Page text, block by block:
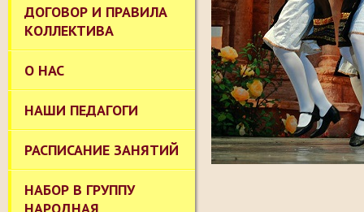
ДОГОВОР И ПРАВИЛА
КОЛЛЕКТИВА
О НАС
НАШИ ПЕДАГОГИ
РАСПИСАНИЕ ЗАНЯТИЙ
НАБОР В ГРУППУ